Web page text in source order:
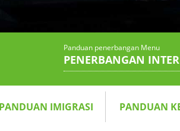
Panduan penerbangan Menu
PENERBANGAN
PANDUAN IMIGRASI PANDUAN